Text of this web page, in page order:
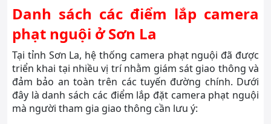
Danh sách các điểm lắp camera
phạt nguội ở Sơn La
Tại tỉnh Sơn La, hệ thống camera phạt nguội đã được
triển khai tại nhiều vị trí nhằm giám sát giao thông và
đảm bảo an toàn trên các tuyến đường chính. Dưới
đây là danh sách các điểm lắp đặt camera phạt nguội
mà người tham gia giao thông cần lưu ý: